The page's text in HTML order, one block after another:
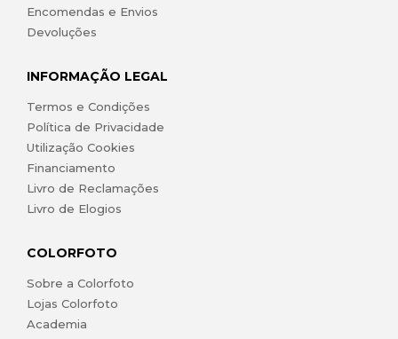
Encomendas e Envios
Devoluções
INFORMAÇÃO LEGAL
Termos e Condições
Política de Privacidade
Utilização Cookies
Financiamento
Livro de Reclamações
Livro de Elogios
COLORFOTO
Sobre a Colorfoto
Lojas Colorfoto
Academia